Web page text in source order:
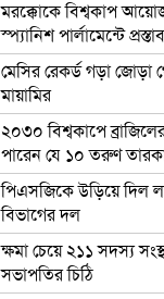
মরক্কোকে বিশ্বকাপ
স্প্যানিশ পার্লামেন্টে প্রস্তাব
মেসির রেকর্ড গড়া জোড়া
মায়ামির
২০৩০ বিশ্বকাপে
পারেন যে ১০ তরুণ
পিএসজিকে উড়িয়ে দিল লা
বিভাগের দল
ক্ষমা চেয়ে ২১১ সদস্য
সভাপতির চিঠি